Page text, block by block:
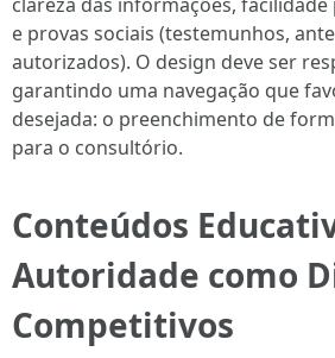
e provas sociais (testemunhos,
autorizados). O design deve ser
garantindo uma navegação que
desejada: o preenchimento de
para o consultório.
Conteúdos
Autoridade como
Competitivos